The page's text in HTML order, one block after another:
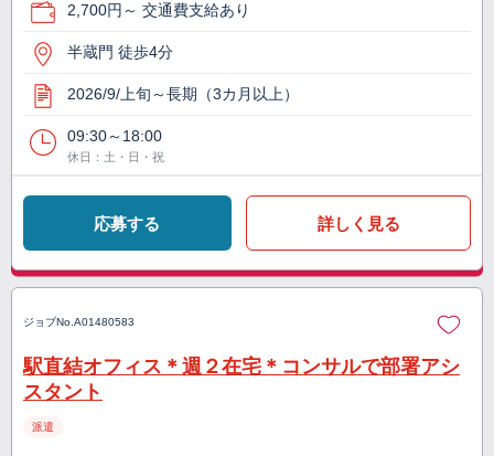
2,700円～ 交通費支給あり
半蔵門 徒歩4分
2026/9/上旬～長期（3カ月以上）
09:30～18:00
休日：土・日・祝
応募する 詳しく見る
ジョブNo. A01480583
駅直結オフィス＊週２在宅＊コンサルで部署アシ
スタント
派遣